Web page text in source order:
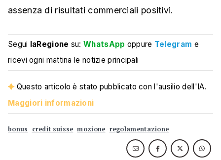
assenza di risultati commerciali positivi.
Segui laRegione su:WhatsApp oppure Telegram e
ricevi ogni mattina le notizie principali
Questo articolo è stato pubblicato con l'ausilio dell'IA.
Maggiori informazioni
bonus credit suisse mozione regolamentazione